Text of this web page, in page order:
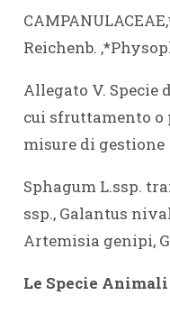
Reichenb.
Allegato V.
cui sfruttamento o
misure di gestione
Sphagum L.ssp.
ssp., Galantus
Artemisia genipi,
Le Specie Animali